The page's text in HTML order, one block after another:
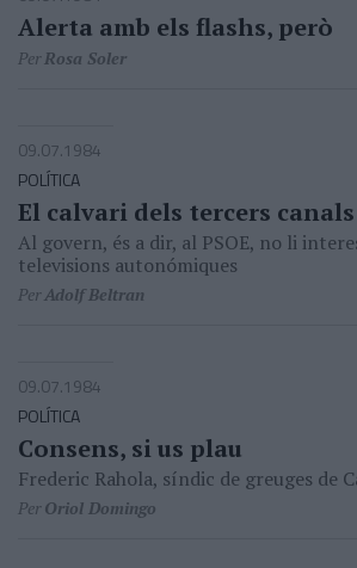
Alerta amb els flashs, però
PerRosa Soler
09.07.1984
POLÍTICA
El calvari dels tercers canals
Al govern, és a dir, al PSOE, no li
televisions autonómiques
PerAdolf Beltran
09.07.1984
POLÍTICA
Consens, si us plau
Frederic Rahola, síndic de greuges de
PerOriol Domingo